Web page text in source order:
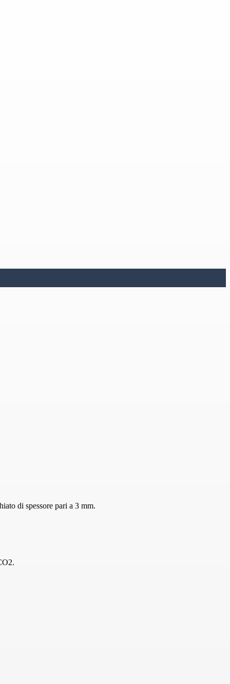
di spessore pari a 3 mm.